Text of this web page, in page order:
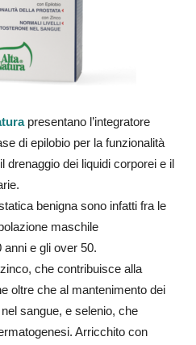
presentano l’integratore
di epilobio per la funzionalità
drenaggio dei liquidi corporei e il
benigna sono infatti fra le
maschile
e gli over 50.
che contribuisce alla
oltre che al mantenimento dei
sangue, e selenio, che
Arricchito con